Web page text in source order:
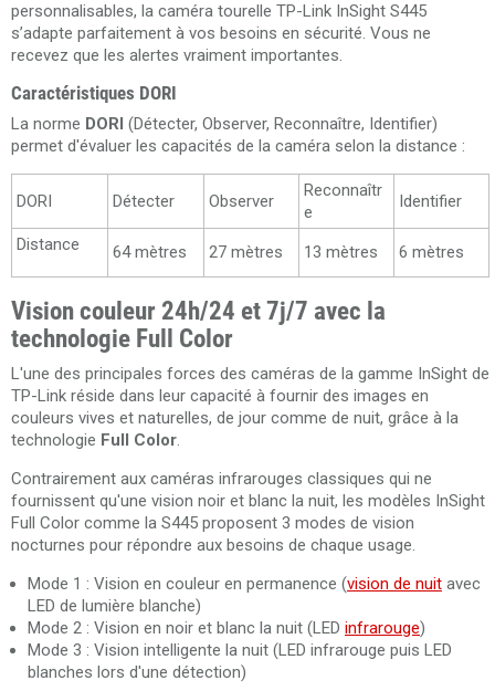
personnalisables, la caméra tourelle TP-Link InSight S445
s’adapte parfaitement à vos besoins en sécurité. Vous ne
recevez que les alertes vraiment importantes.
Caractéristiques DORI
La norme DORI (Détecter, Observer, Reconnaître, Identifier)
permet d'évaluer les capacités de la caméra selon la distance :
DORI Détecter Observer
Reconnaîtr
e
Identifier
Distance 64 mètres 27 mètres 13 mètres 6 mètres
Vision couleur 24h/24 et 7j/7 avec la
technologie Full Color
L'une des principales forces des caméras de la gamme InSight de
TP-Link réside dans leur capacité à fournir des images en
couleurs vives et naturelles, de jour comme de nuit, grâce à la
technologie Full Color.
Contrairement aux caméras infrarouges classiques qui ne
fournissent qu'une vision noir et blanc la nuit, les modèles InSight
Full Color comme la S445 proposent 3 modes de vision
nocturnes pour répondre aux besoins de chaque usage.
Mode 1 : Vision en couleur en permanence (vision de nuit avec
LED de lumière blanche)
Mode 2 : Vision en noir et blanc la nuit (LED infrarouge)
Mode 3 : Vision intelligente la nuit (LED infrarouge puis LED
blanches lors d'une détection)